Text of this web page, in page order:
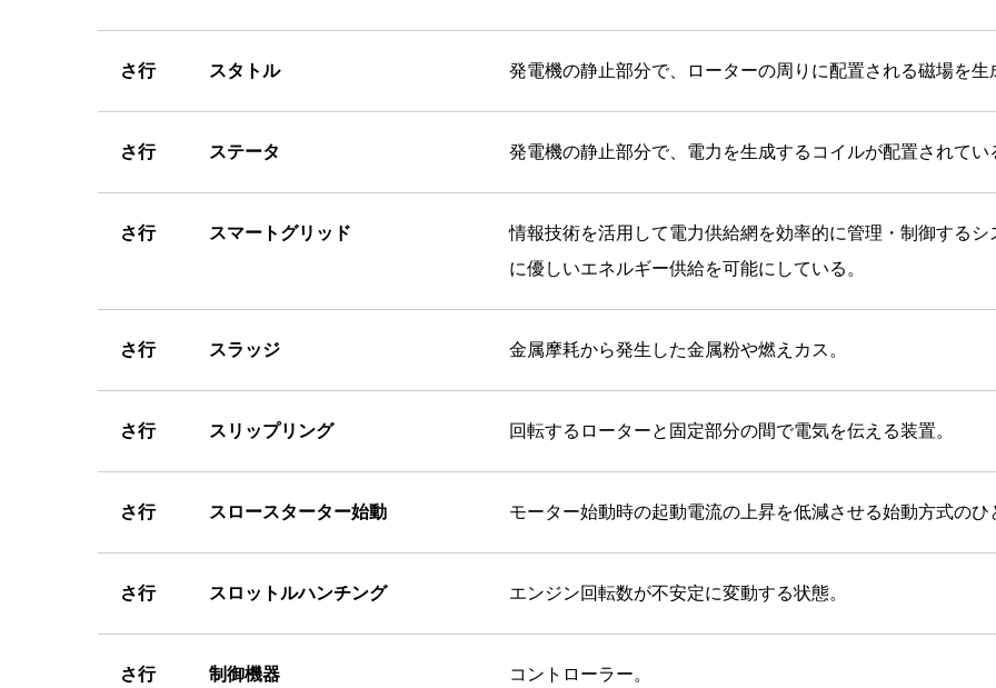
さ行 スタトル 発電機の静止部分で、ローターの周りに配置される磁場を生
さ行 ステータ 発電機の静止部分で、電力を生成するコイルが配置されてい
さ行 スマートグリッド
情報技術を活用して電力供給網を効率的に管理・制御するシ
に優しいエネルギー供給を可能にしている。
さ行 スラッジ 金属摩耗から発生した金属粉や燃えカス。
さ行 スリップリング 回転するローターと固定部分の間で電気を伝える装置。
さ行 スロースターター始動 モーター始動時の起動電流の上昇を低減させる始動方式のひ
さ行 スロットルハンチング エンジン回転数が不安定に変動する状態。
さ行 制御機器 コントローラー。